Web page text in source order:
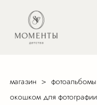
магазин > фотоальбомы
окошком для